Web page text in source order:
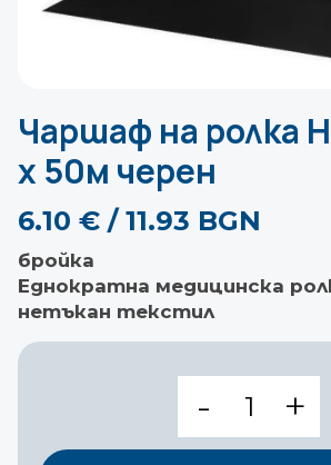
Чаршаф на ролка
х 50м черен
6.10 € / 11.93 BGN
бройка
Еднократна медицинска
нетъкан текстил
Чаршаф